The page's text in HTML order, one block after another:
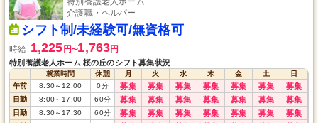
介護職・ヘルパー
シフト制/未経験可/無資格可
時給 1,225 円〜1,763円
特別養護老人ホーム 桜の丘のシフト募集状況
就業時間 休憩 月 火 水 木 金 土
日
午前
8:30～12:00 0分 募集 募集 募集 募集 募集 募集 募集
日勤 8:00～17:00 60分 募集 募集 募集 募集 募集 募集 募集
日勤 8:30～17:30 60分 募集 募集 募集 募集 募集 募集 募集